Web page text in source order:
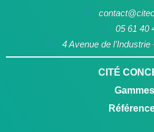
05 61 40
4 Avenue de
CITÉ
Gammes